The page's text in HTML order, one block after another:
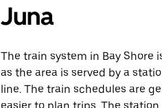
Juna
The train system in Bay Shore
as the area is served by a
line. The train schedules are